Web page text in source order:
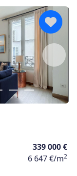
339 000 €
6 647 €/m2